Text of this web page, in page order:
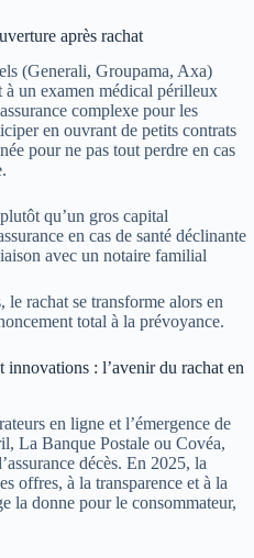
après rachat
(Generali, Groupama, Axa)
un examen médical périlleux
complexe pour les
en ouvrant de petits contrats
pour ne pas tout perdre en cas
qu’un gros capital
en cas de santé déclinante
avec un notaire familial
rachat se transforme alors en
total à la prévoyance.
innovations : l’avenir du rachat en
en ligne et l’émergence de
La Banque Postale ou Covéa,
décès. En 2025, la
offres, à la transparence et à la
la donne pour le consommateur,